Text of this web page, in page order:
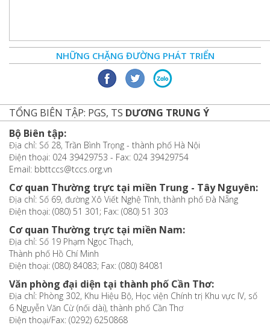
NHỮNG CHẶNG ĐƯỜNG PHÁT TRIỂN
TỔNG BIÊN TẬP: PGS, TS DƯƠNG TRUNG Ý
Bộ Biên tập:
Địa chỉ: Số 28, Trần Bình Trọng - thành phố Hà Nội
Điện thoại: 024 39429753 - Fax: 024 39429754
Email: bbttccs@tccs.org.vn
Cơ quan Thường trực tại miền Trung - Tây Nguyên:
Địa chỉ: Số 69, đường Xô Viết Nghệ Tĩnh, thành phố Đà Nẵng
Điện thoại: (080) 51 301; Fax: (080) 51 303
Cơ quan Thường trực tại miền Nam:
Địa chỉ: Số 19 Phạm Ngọc Thạch,
Thành phố Hồ Chí Minh
Điện thoại: (080) 84083; Fax: (080) 84081
Văn phòng đại diện tại thành phố Cần Thơ:
Địa chỉ: Phòng 302, Khu Hiệu Bộ, Học viện Chính trị Khu vực IV, số
6 Nguyễn Văn Cừ (nối dài), thành phố Cần Thơ
Điện thoại/Fax: (0292) 6250868